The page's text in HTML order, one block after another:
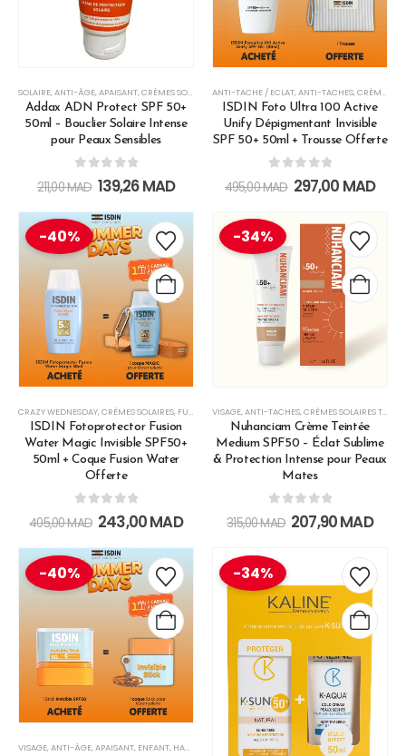
SOLAIRE,ANTI-ÂGE,APAISANT,CRÈMES SOLAIRES ,ENFANT,HAUTE PROTECTION,LES SOINS
Addax ADN Protect SPF 50+
50ml – Bouclier Solaire Intense
pour Peaux Sensibles
out of 5
211,00MAD 139,26MAD
ANTI-TACHE / ECLAT,ANTI-TACHES,CRÈMES DE JOUR
ISDIN Foto Ultra 100 Active
Unify Dépigmentant Invisible
SPF 50+ 50ml + Trousse Offerte
out of 5
495,00MAD 297,00 MAD
-40%
CRAZY WEDNESDAY,CRÈMES SOLAIRES, FUSION WATER SUMMER ,GAMME ISDIN MAROC,HAUTE
ISDIN Fotoprotector Fusion
Water Magic Invisible SPF50+
50ml + Coque Fusion Water
Offerte
out of 5
405,00MAD 243,00MAD
-34%
VISAGE,ANTI-TACHES,CRÈMES SOLAIRES TEINTÉES
Nuhanciam Crème Teintée
Medium SPF50 – Éclat Sublime
& Protection Intense pour Peaux
Mates
out of 5
315,00MAD 207,90MAD
-40%
VISAGE,ANTI-ÂGE,APAISANT, ENFANT, HAUTE PROTECTION ,ISDIN BLACK FRIDAY,ISDIN SOLAIRE
-34%